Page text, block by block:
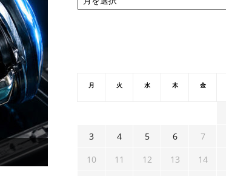
月 火 水 木 金
3
4 5 6 7
10
11 12 13 14